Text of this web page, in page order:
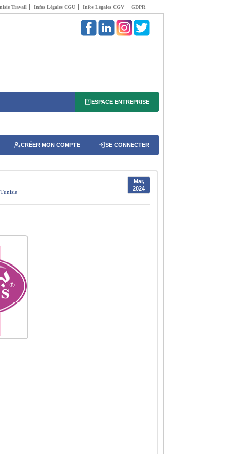
Travail Infos Légales CGU Infos Légales CGV GDPR
ESPACE ENTREPRISE
CRÉER MON COMPTE SE CONNECTER
Mar,
2024
Tunisie